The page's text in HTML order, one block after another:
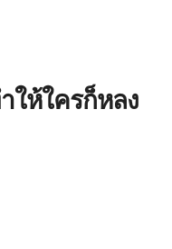
ให้ใครก็หลง